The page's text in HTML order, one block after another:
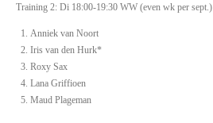
Training 2: Di 18:00-19:30 WW (even wk per sept.)
Anniek van Noort
Iris van den Hurk*
Roxy Sax
Lana Griffioen
Maud Plageman